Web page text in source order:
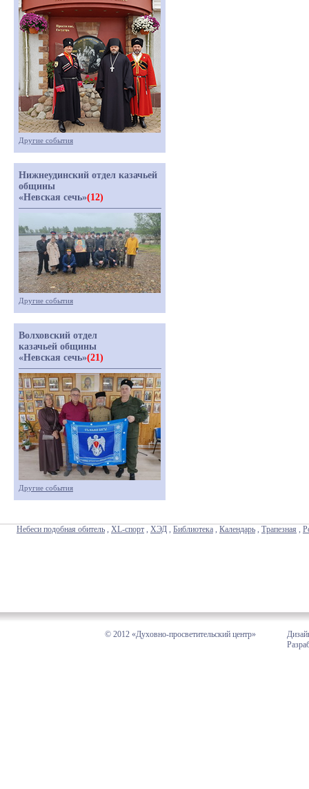
Другие события
Нижнеудинский отдел казачьей
общины
«Невская сечь»(12)
Другие события
Волховский отдел
казачьей общины
«Невская сечь»(21)
Другие события
Небеси подобная обитель , XL-спорт , ХЭД , Библиотека , Календарь , Трапезная ,
© 2012 «Духовно-просветительский центр»